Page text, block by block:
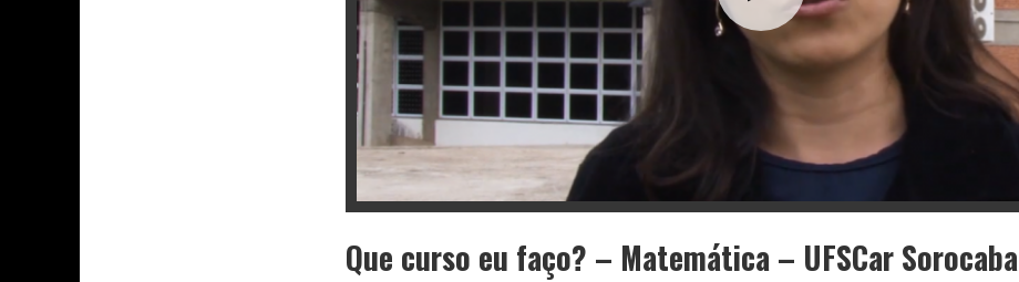
Que curso eu faço? – Matemática – UFSCar Sorocaba